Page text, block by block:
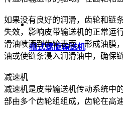
槽式螺旋输送机
如果没有良好的润滑，齿轮和链
失效，影响皮带输送机的正常运
滑油喷洒到齿轮表面，形成油膜
油或使链条浸入润滑油中，确保
减速机
减速机是皮带输送机传动系统中
部由多个齿轮组组成，齿轮在高